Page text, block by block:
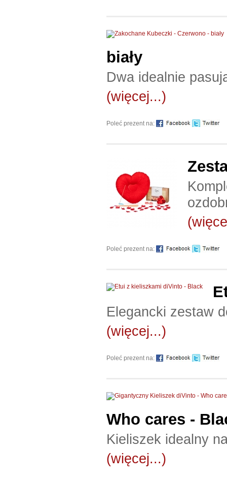
biały
Dwa idealnie
(więcej...)
Poleć prezent na:
Poleć prezent na:
Elegancki zestaw
(więcej...)
Poleć prezent na:
Who cares -
Kieliszek idealny
(więcej...)